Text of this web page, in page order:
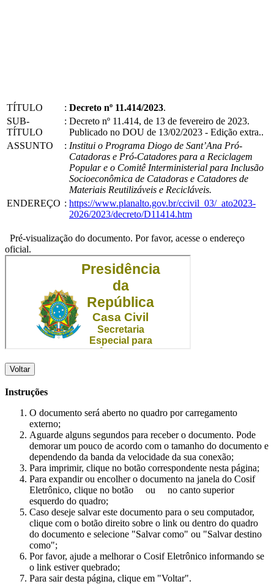
TÍTULO : Decreto nº 11.414/2023.
SUB-
TÍTULO
: Decreto nº 11.414, de 13 de fevereiro de 2023.
Publicado no DOU de 13/02/2023 - Edição extra..
ASSUNTO
: Institui o Programa Diogo de Sant’Ana Pró-
Catadoras e Pró-Catadores para a Reciclagem
Popular e o Comitê Interministerial para Inclusão
Socioeconômica de Catadoras e Catadores de
Materiais Reutilizáveis e Recicláveis.
ENDEREÇO : https://www.planalto.gov.br/ccivil_03/_ato2023-
2026/2023/decreto/D11414.htm
Pré-visualização do documento. Por favor, acesse o endereço
oficial.
Voltar
Instruções
O documento será aberto no quadro por carregamento
externo;
Aguarde alguns segundos para receber o documento. Pode
demorar um pouco de acordo com o tamanho do documento e
dependendo da banda da velocidade da sua conexão;
Para imprimir, clique no botão correspondente nesta página;
Para expandir ou encolher o documento na janela do Cosif
Eletrônico, clique no botão
ou
no canto superior
esquerdo do quadro;
Caso deseje salvar este documento para o seu computador,
clique com o botão direito sobre o link ou dentro do quadro
do documento e selecione "Salvar como" ou "Salvar destino
como";
Por favor, ajude a melhorar o Cosif Eletrônico informando se
o link estiver quebrado;
Para sair desta página, clique em "Voltar".